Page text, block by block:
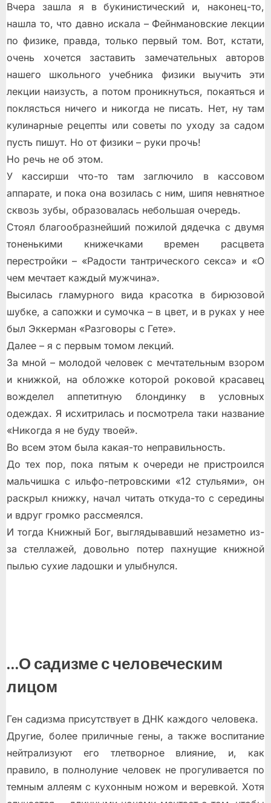
Вчера зашла я в букинистический и, наконец-то,
нашла то, что давно искала – Фейнмановские лекции
по физике, правда, только первый том. Вот, кстати,
очень хочется заставить замечательных авторов
нашего школьного учебника физики выучить эти
лекции наизусть, а потом проникнуться, покаяться и
поклясться ничего и никогда не писать. Нет, ну там
кулинарные рецепты или советы по уходу за садом
пусть пишут. Но от физики – руки прочь!
Но речь не об этом.
У кассирши что-то там заглючило в кассовом
аппарате, и пока она возилась с ним, шипя невнятное
сквозь зубы, образовалась небольшая очередь.
Стоял благообразнейший пожилой дядечка с двумя
тоненькими книжечками времен расцвета
перестройки – «Радости тантрического секса» и «О
чем мечтает каждый мужчина».
Высилась гламурного вида красотка в бирюзовой
шубке, а сапожки и сумочка – в цвет, и в руках у нее
был Эккерман «Разговоры с Гете».
Далее – я с первым томом лекций.
За мной – молодой человек с мечтательным взором
и книжкой, на обложке которой роковой красавец
вожделел аппетитную блондинку в условных
одеждах. Я исхитрилась и посмотрела таки название
«Никогда я не буду твоей».
Во всем этом была какая-то неправильность.
До тех пор, пока пятым к очереди не пристроился
мальчишка с ильфо-петровскими «12 стульями», он
раскрыл книжку, начал читать откуда-то с середины
и вдруг громко рассмеялся.
И тогда Книжный Бог, выглядывавший незаметно из-
за стеллажей, довольно потер пахнущие книжной
пылью сухие ладошки и улыбнулся.
…О садизме с человеческим
лицом
Ген садизма присутствует в ДНК каждого человека.
Другие, более приличные гены, а также воспитание
нейтрализуют его тлетворное влияние, и, как
правило, в полнолуние человек не прогуливается по
темным аллеям с кухонным ножом и веревкой. Хотя